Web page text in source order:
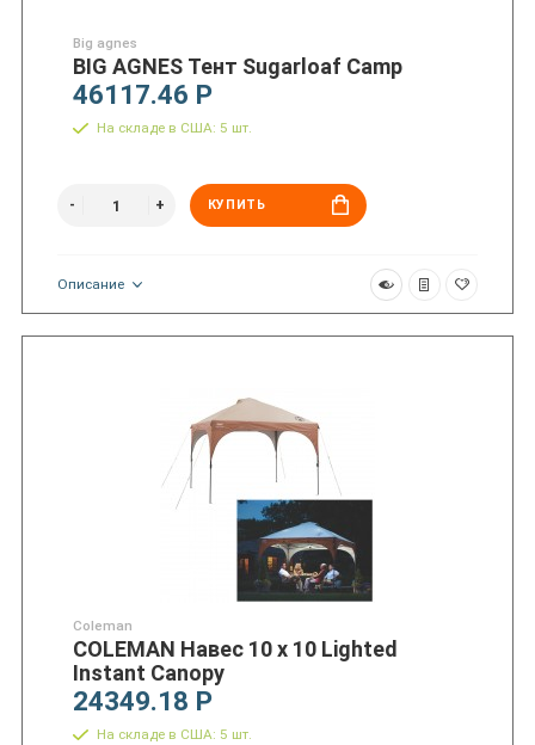
Big agnes
BIG AGNES Тент Sugarloaf Camp
46117.46 Р
На складе в США: 5 шт.
КУПИТЬ
Описание
Coleman
COLEMAN Навес 10 x 10 Lighted
Instant Canopy
24349.18 Р
На складе в США: 5 шт.